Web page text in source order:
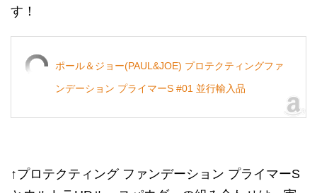
す！
ポール＆ジョー(PAUL&JOE) プロテクティングファ
ンデーション プライマーS #01 並行輸入品
↑プロテクティング ファンデーション プライマーS